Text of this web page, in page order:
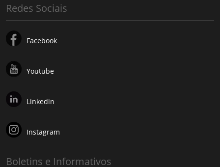
Redes Sociais
Facebook
Youtube
Linkedin
Instagram
Boletins e Informativos